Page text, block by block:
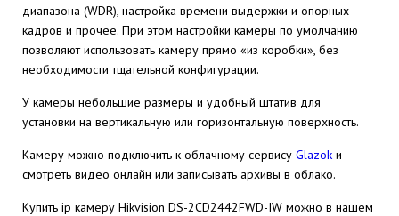
диапазона (WDR), настройка времени выдержки и опорных
кадров и прочее. При этом настройки камеры по умолчанию
позволяют использовать камеру прямо «из коробки», без
необходимости тщательной конфигурации.
У камеры небольшие размеры и удобный штатив для
установки на вертикальную или горизонтальную поверхность.
Камеру можно подключить к облачному сервису Glazok и
смотреть видео онлайн или записывать архивы в облако.
Купить ip камеру Hikvision DS-2CD2442FWD-IW можно в нашем